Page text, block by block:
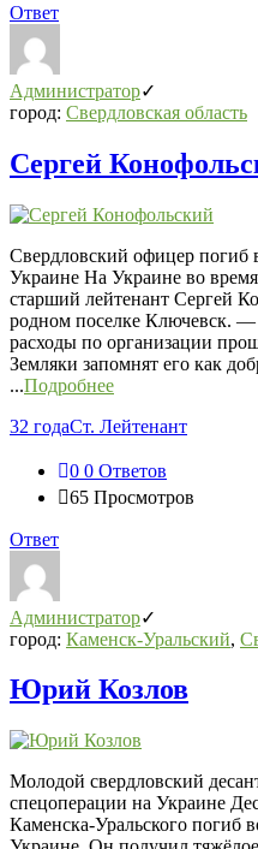
Ответ
Администратор
город: Свердловская область
Сергей
Свердловский офицер погиб
Украине На Украине во
старший лейтенант Сергей
родном поселке Ключевск. —
расходы по организации
Земляки запомнят его как
...Подробнее
32 годаСт. Лейтенант
0 0 Ответов
65 Просмотров
Ответ
Администратор
город: Каменск-Уральский,
Юрий Козлов
Молодой свердловский
спецоперации на Украине
Каменска-Уральского погиб